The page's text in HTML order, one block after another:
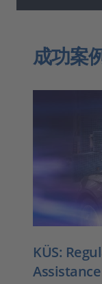
成功案
KÜS: